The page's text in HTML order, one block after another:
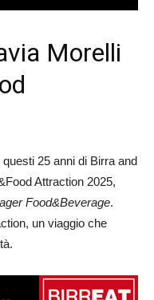
Morelli
25 anni di Birra and
Attraction 2025,
Food&Beverage.
un viaggio che